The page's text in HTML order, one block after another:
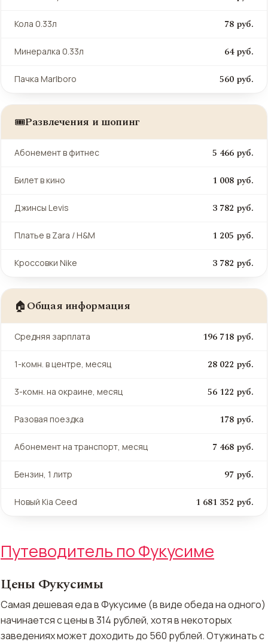
Кола 0.33л 78 руб.
Минералка 0.33л 64 руб.
Пачка Marlboro 560 руб.
🎟️Развлечения и шопинг
Абонемент в фитнес 5 466 руб.
Билет в кино 1 008 руб.
Джинсы Levis 3 782 руб.
Платье в Zara / H&M 1 205 руб.
Кроссовки Nike 3 782 руб.
🏠 Общая информация
Средняя зарплата 196 718 руб.
1-комн. в центре, месяц 28 022 руб.
3-комн. на окраине, месяц 56 122 руб.
Разовая поездка 178 руб.
Абонемент на транспорт, месяц 7 468 руб.
Бензин, 1 литр 97 руб.
Новый Kia Ceed 1 681 352 руб.
Путеводитель по Фукусиме
Цены Фукусимы
Самая дешевая еда в Фукусиме (в виде обеда на одного)
начинается с цены в 314 рублей, хотя в некоторых
заведениях может доходить до 560 рублей. Отужинать с